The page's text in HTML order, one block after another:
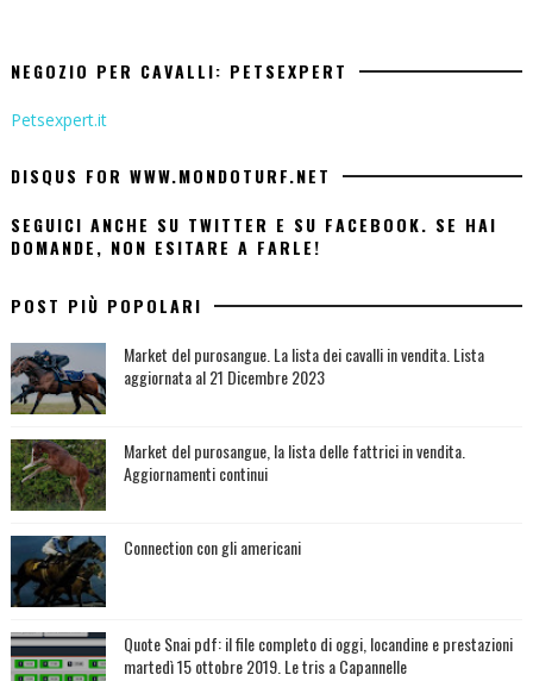
NEGOZIO PER CAVALLI: PETSEXPERT
Petsexpert.it
DISQUS FOR WWW.MONDOTURF.NET
SEGUICI ANCHE SU TWITTER E SU FACEBOOK. SE HAI
DOMANDE, NON ESITARE A FARLE!
POST PIÙ POPOLARI
Market del purosangue. La lista dei cavalli in vendita. Lista
aggiornata al 21 Dicembre 2023
Market del purosangue, la lista delle fattrici in vendita.
Aggiornamenti continui
Connection con gli americani
Quote Snai pdf: il file completo di oggi, locandine e prestazioni
martedì 15 ottobre 2019. Le tris a Capannelle